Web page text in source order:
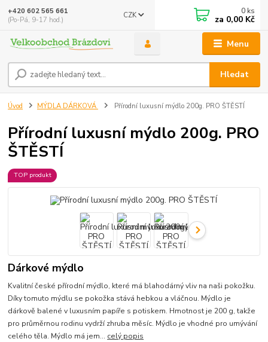
Menu
CZK
Hledat
+420 602 565 661
(Po-Pá, 9-17 hod.)
0 ks
za 0,00 Kč
Úvod MÝDLA DÁRKOVÁ Přírodní luxusní mýdlo 200g. PRO ŠTĚSTÍ
Přírodní luxusní mýdlo 200g. PRO
ŠTĚSTÍ
TOP produkt
Dárkové mýdlo
Kvalitní české přírodní mýdlo, které má blahodárný vliv na naši pokožku.
Díky tomuto mýdlu se pokožka stává hebkou a vláčnou. Mýdlo je
dárkově balené v luxusním papíře s potiskem. Hmotnost je 200 g, takže
pro průměrnou rodinu vydrží zhruba měsíc. Mýdlo je vhodné pro umývání
celého těla. Mýdlo má jem... celý popis